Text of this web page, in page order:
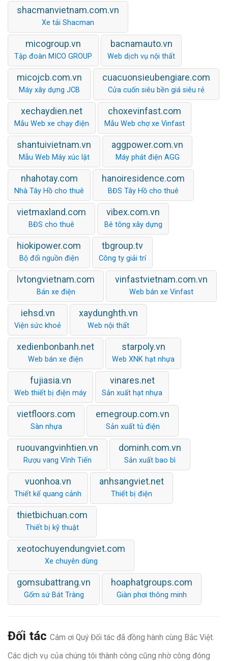
shacmanvietnam.com.vn
Xe tải Shacman
micogroup.vn
Tập đoàn MICO GROUP
bacnamauto.vn
Web dịch vụ nội thất
micojcb.com.vn
Máy xây dựng JCB
cuacuonsieubengiare.com
Cửa cuốn siêu bền giá siêu rẻ
xechaydien.net
Mẫu Web xe chạy điện
choxevinfast.com
Mẫu Web chợ xe Vinfast
shantuivietnam.vn
Mẫu Web Máy xúc lật
aggpower.com.vn
Máy phát điện AGG
nhahotay.com
Nhà Tây Hồ cho thuê
hanoiresidence.com
BĐS Tây Hồ cho thuê
vietmaxland.com
BĐS cho thuê
vibex.com.vn
Bê tông xây dựng
hiokipower.com
Bộ đổi nguồn điện
tbgroup.tv
Công ty giải trí
lvtongvietnam.com
Bán xe điện
vinfastvietnam.com.vn
Web bán xe Vinfast
iehsd.vn
Viện sức khoẻ
xaydunghth.vn
Web nội thất
xedienbonbanh.net
Web bán xe điện
starpoly.vn
Web XNK hạt nhựa
fujiasia.vn
Web thiết bị điện máy
vinares.net
Sản xuất hạt nhựa
vietfloors.com
Sàn nhựa
emegroup.com.vn
Sản xuất tủ điện
ruouvangvinhtien.vn
Rượu vang Vĩnh Tiến
dominh.com.vn
Sản xuất bao bì
vuonhoa.vn
Thiết kế quang cảnh
anhsangviet.net
Thiết bị điện
thietbichuan.com
Thiết bị kỹ thuật
xeotochuyendungviet.com
Xe chuyên dùng
gomsubattrang.vn
Gốm sứ Bát Tràng
hoaphatgroups.com
Giàn phơi thông minh
Đối tác Cám ơi Quý Đối tác đã đồng hành cùng Bắc Việt.
Các dịch vụ của chúng tôi thành công cũng nhờ công đóng